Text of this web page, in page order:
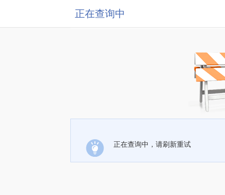
正在查询中
正在查询中，请刷新重试